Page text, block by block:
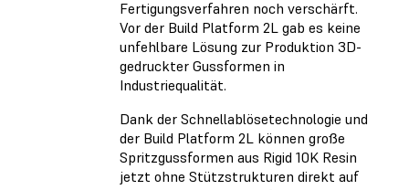
Fertigungsverfahren noch verschärft.
Vor der Build Platform 2L gab es keine
unfehlbare Lösung zur Produktion 3D-
gedruckter Gussformen in
Industriequalität.
Dank der Schnellablösetechnologie und
der Build Platform 2L können große
Spritzgussformen aus Rigid 10K Resin
jetzt ohne Stützstrukturen direkt auf